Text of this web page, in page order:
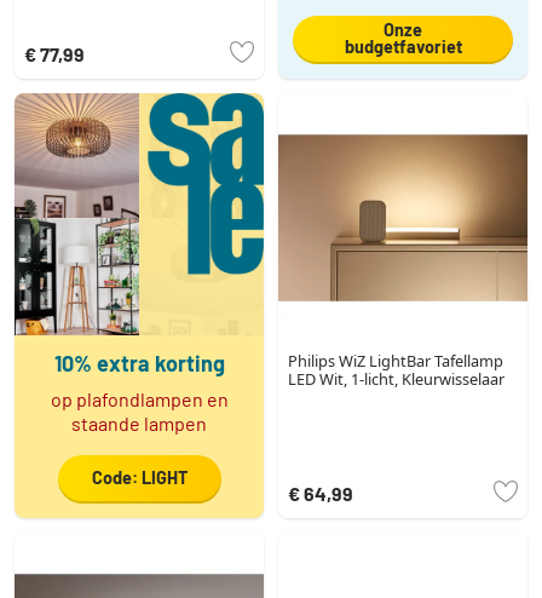
€ 77,99
Onze
budgetfavoriet
10% extra korting
op plafondlampen en
staande lampen
Code: LIGHT
Philips WiZ LightBar Tafellamp
LED Wit, 1-licht, Kleurwisselaar
€ 64,99